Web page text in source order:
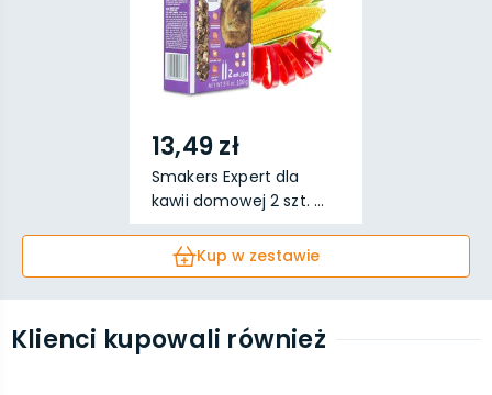
13,49 zł
Smakers Expert dla
kawii domowej 2 szt. ...
Kup w zestawie
Klienci kupowali również